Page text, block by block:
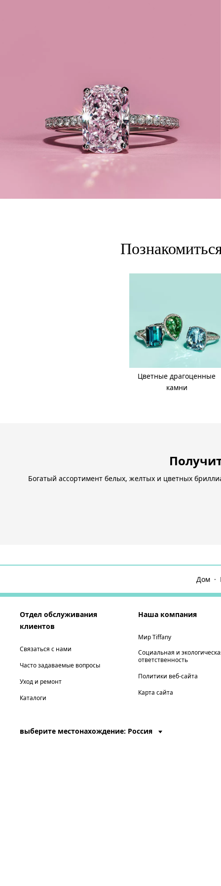
Цветные драгоценные
камни
Богатый ассортимент белых, желтых и цветных
Дом
Отдел обслуживания
клиентов
Связаться с нами
Часто задаваемые вопросы
Уход и ремонт
Каталоги
Наша компания
Мир Tiffany
Социальная и
ответственность
Политики веб-сайта
Карта сайта
выберите местонахождение: Россия